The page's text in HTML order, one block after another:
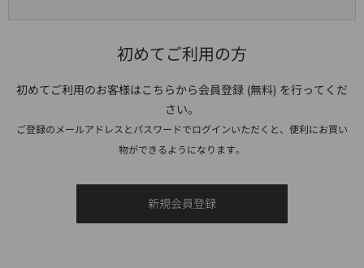
初めてご利用の方
初めてご利用のお客様はこちらから会員登録 (無料) を行ってくだ
さい。
ご登録のメールアドレスとパスワードでログインいただくと、便利にお買い
物ができるようになります。